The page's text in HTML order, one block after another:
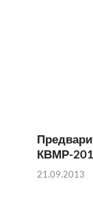
КВМР-
21.09.2013